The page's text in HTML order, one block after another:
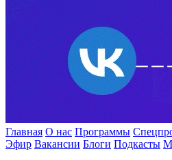
Главная О нас Программы
Эфир Вакансии Блоги Подкасты